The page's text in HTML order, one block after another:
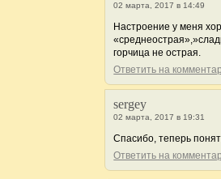
02 марта, 2017 в 14:49
Настроение у меня
горчица не острая.
Ответить на
sergey
02 марта, 2017 в 19:31
Спасибо, теперь
Ответить на